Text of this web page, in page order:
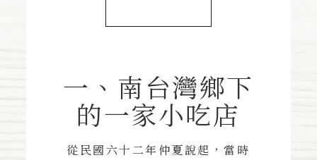
一、南台灣鄉下
的一家小吃店
從民國六十二年仲夏說起，當時